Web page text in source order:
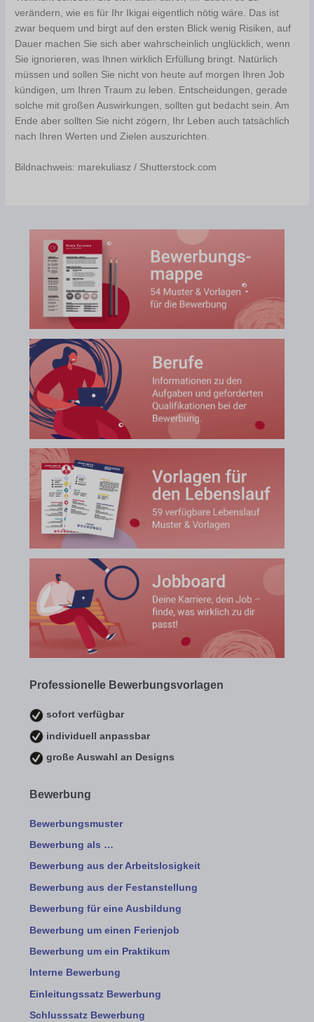
verändern, wie es für Ihr Ikigai eigentlich nötig wäre. Das ist
zwar bequem und birgt auf den ersten Blick wenig Risiken, auf
Dauer machen Sie sich aber wahrscheinlich unglücklich, wenn
Sie ignorieren, was Ihnen wirklich Erfüllung bringt. Natürlich
müssen und sollen Sie nicht von heute auf morgen Ihren Job
kündigen, um Ihren Traum zu leben. Entscheidungen, gerade
solche mit großen Auswirkungen, sollten gut bedacht sein. Am
Ende aber sollten Sie nicht zögern, Ihr Leben auch tatsächlich
nach Ihren Werten und Zielen auszurichten.
Bildnachweis: marekuliasz / Shutterstock.com
Professionelle Bewerbungsvorlagen
sofort verfügbar
individuell anpassbar
große Auswahl an Designs
Bewerbung
Bewerbungsmuster
Bewerbung als …
Bewerbung aus der Arbeitslosigkeit
Bewerbung aus der Festanstellung
Bewerbung für eine Ausbildung
Bewerbung um einen Ferienjob
Bewerbung um ein Praktikum
Interne Bewerbung
Einleitungssatz Bewerbung
Schlusssatz Bewerbung